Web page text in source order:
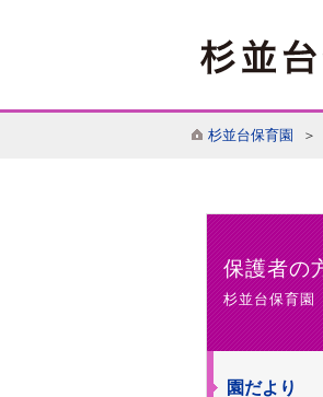
杉並台保育園 ＞
保護者の
杉並台保育園
園だより